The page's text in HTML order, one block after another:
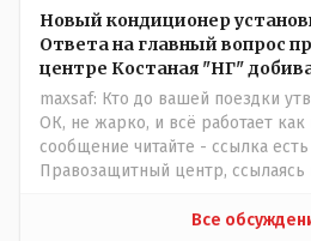
Новый кондиционер
Ответа на главный вопрос
центре Костаная "НГ"
maxsaf: Кто до вашей поездки
ОК, не жарко, и всё работает
сообщение читайте - ссылка есть
Правозащитный центр, ссылаясь
прислали ему в видеВсе